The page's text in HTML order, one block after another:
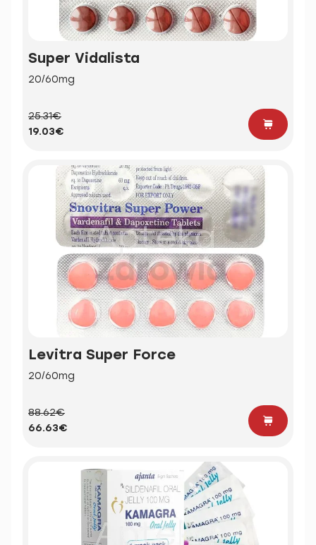
Super Vidalista
20/60mg
25.31€
19.03€
Levitra Super Force
20/60mg
88.62€
66.63€